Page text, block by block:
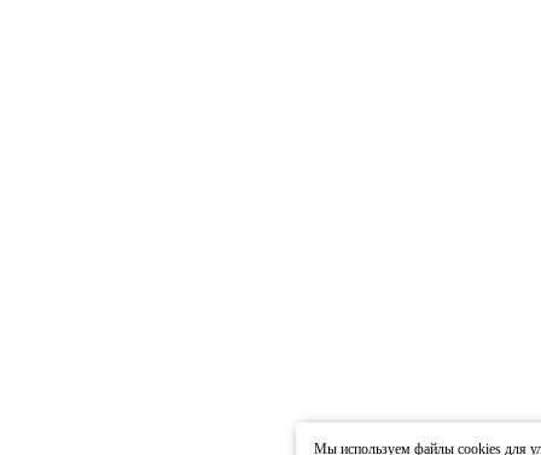
Мы используем файлы cookies для